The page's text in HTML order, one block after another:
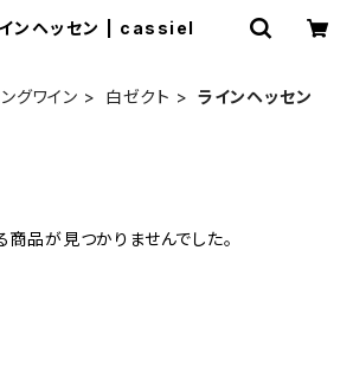
ンヘッセン | cassiel
グワイン 白ゼクト ラインヘッセン
商品が見つかりませんでした。